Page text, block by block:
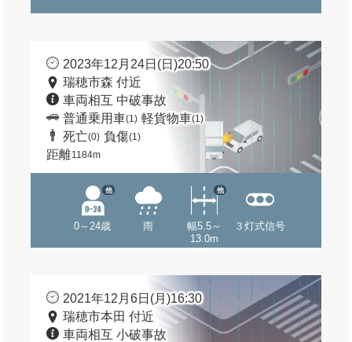
2023年12月24日(日)20:50
瑞穂市森 付近
車両相互 中破事故
普通乗用車(1) 軽貨物車(1)
死亡(0) 負傷(1)
距離1184m
0～24歳
他
雨
幅5.5～
13.0m
他
３灯式信号
2021年12月6日(月)16:30
瑞穂市本田 付近
車両相互 小破事故